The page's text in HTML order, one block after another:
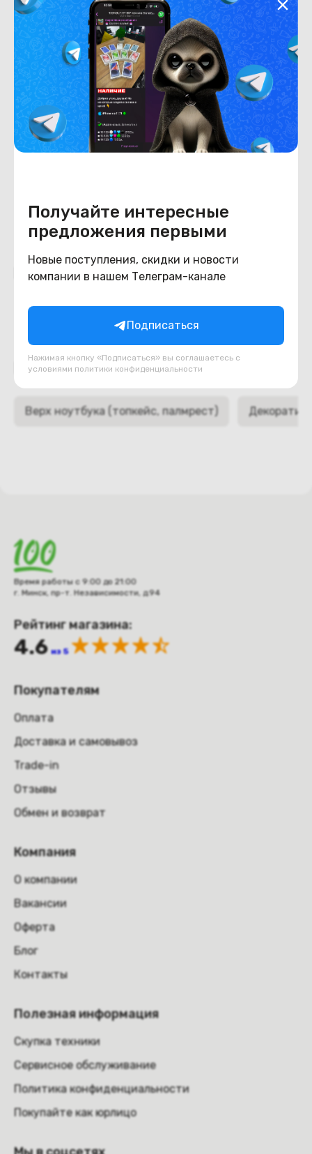
Получайте интересные
предложения первыми
Новые поступления, скидки и новости
компании в нашем Телеграм-канале
Подписаться
Нажимая кнопку «Подписаться» вы соглашаетесь с
условиями политики конфиденциальности
Общая информация
Производитель
Asus
Тип товара
Поддон, нижняя часть, корыто
Состояние
Недостатки
состояние ,запрос фото
уточнять у менеджеров
Состояние
Б/У
Похожие товары
Подборки товаров в категории
Верх ноутбука (топкейс, палмрест)
Время работы с 9:00 до 21:00
г. Минск, пр-т. Независимости, д.94
Рейтинг магазина:
4.6 из 5
Покупателям
Оплата
Доставка и самовывоз
Trade-in
Отзывы
Обмен и возврат
Компания
О компании
Вакансии
Оферта
Блог
Контакты
Полезная информация
Скупка техники
Сервисное обслуживание
Политика конфиденциальности
Покупайте как юрлицо